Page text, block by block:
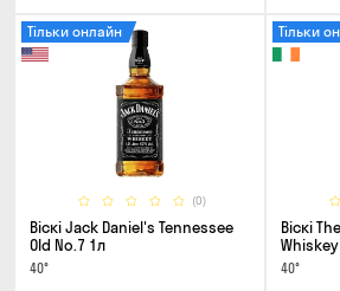
(0)
Тільки онлайн
Віскі Jack Daniel's Tennessee
Old No.7 1л
40°
Тільки
Віскі
40°